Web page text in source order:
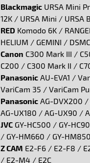
Blackmagic URSA Mini
12K / URSA Mini / URSA
RED Komodo 6K /
HELIUM / GEMINI /
Canon C300 Mark III /
C200 / C300 Mark II /
Panasonic AU-EVA1 /
VariCam 35 / VariCam
Panasonic AG-DVX200
AG-UX180 / AG-UX90 /
JVC GY-HC500 / GY-
/ GY-HM660 / GY-
Z CAM E2-F6 / E2-F8 /
/ E2-M4 / E2C